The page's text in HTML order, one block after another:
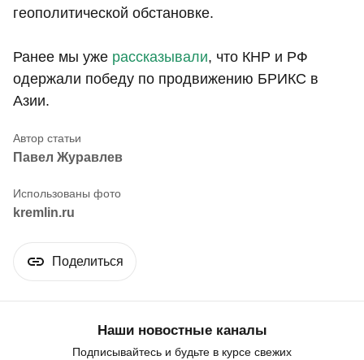
геополитической обстановке.
Ранее мы уже рассказывали, что КНР и РФ
одержали победу по продвижению БРИКС в
Азии.
Павел Журавлев
kremlin.ru
Поделиться
Наши новостные каналы
Подписывайтесь и будьте в курсе свежих